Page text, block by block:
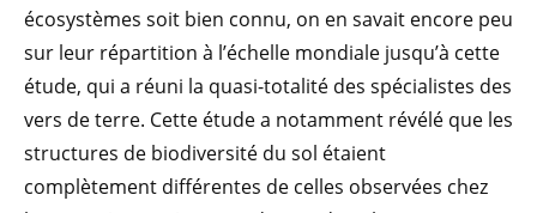
écosystèmes soit bien connu, on en savait encore peu
sur leur répartition à l’échelle mondiale jusqu’à cette
étude, qui a réuni la quasi-totalité des spécialistes des
vers de terre. Cette étude a notamment révélé que les
structures de biodiversité du sol étaient
complètement différentes de celles observées chez